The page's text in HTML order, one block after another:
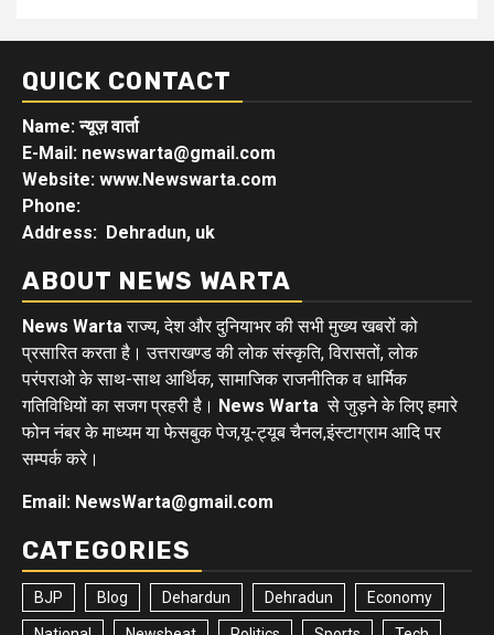
QUICK CONTACT
Name: न्यूज़ वार्ता
E-Mail: newswarta@gmail.com
Website: www.Newswarta.com
Phone:
Address: Dehradun, uk
ABOUT NEWS WARTA
News Wartaराज्य, देश और दुनियाभर की सभी मुख्य खबरों को
प्रसारित करता है। उत्तराखण्ड की लोक संस्कृति, विरासतों, लोक
परंपराओ के साथ-साथ आर्थिक, सामाजिक राजनीतिक व धार्मिक
गतिविधियों का सजग प्रहरी है। News Warta से जुड़ने के लिए हमारे
फोन नंबर के माध्यम या फेसबुक पेज,यू-ट्यूब चैनल,इंस्टाग्राम आदि पर
सम्पर्क करे।
Email: NewsWarta@gmail.com
CATEGORIES
BJP Blog Dehardun Dehradun Economy